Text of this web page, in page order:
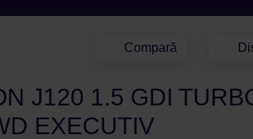
Compară
J120 1.5 GDI
EXECUTIV